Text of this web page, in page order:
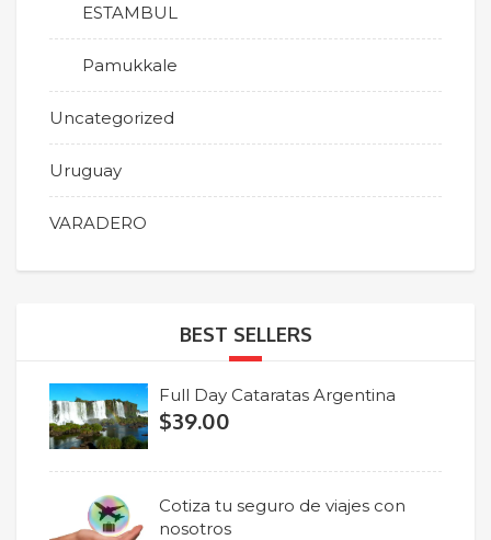
ESTAMBUL
Pamukkale
Uncategorized
Uruguay
VARADERO
BEST SELLERS
Full Day Cataratas Argentina
$39.00
Cotiza tu seguro de viajes con
nosotros